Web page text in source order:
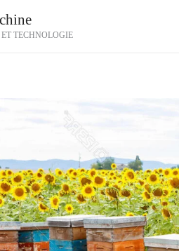
TECHNOLOGIE